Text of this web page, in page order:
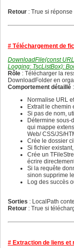
269
274
275
276
277
278
279
280
281
282
283
284
285
288
289
290
292
294
297
298
300
303
261
end.
253
255
258
260
261
262
263
264
266
267
268
269
272
273
274
276
278
281
282
284
287
Retour : True si
# Téléchargement de
DownloadFile(const
Logging: TscListBox):
Rôle : Télécharger la
DownloadFolder en
Comportement détaillé :
Normalise URL
Extrait le chemin
Si pas de nom,
Détermine sous-
qui mappe
Web/ CSS/JS/
Crée le dossier
Si fichier
Crée un
écrire
Si la requête
sinon supprime
Log des succès
Sorties : LocalPath
Retour : True si
# Extraction de liens et